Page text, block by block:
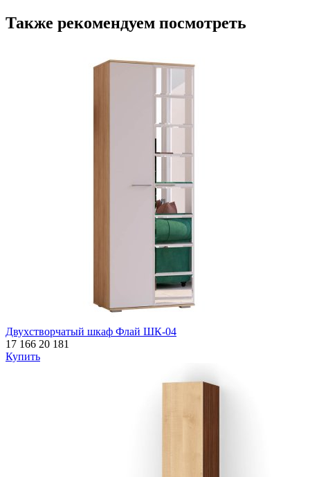
Также рекомендуем посмотреть
Двухстворчатый шкаф Флай ШК-04
17 166 20 181
Купить